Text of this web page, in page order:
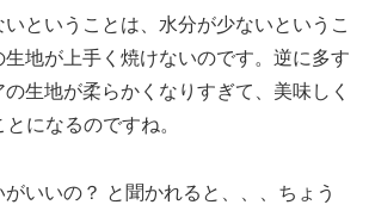
ということは、水分が少ないというこ
生地が上手く焼けないのです。逆に多す
生地が柔らかくなりすぎて、美味しく
になるのですね。
いいの？ と聞かれると、、、ちょう